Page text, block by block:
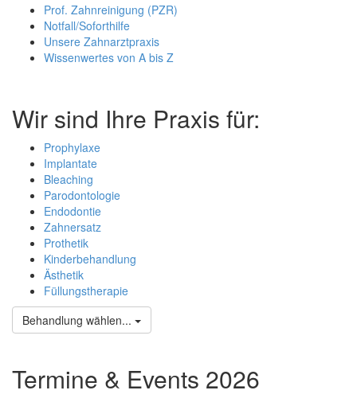
Prof. Zahnreinigung (PZR)
Notfall/Soforthilfe
Unsere Zahnarztpraxis
Wissenwertes von A bis Z
Wir sind Ihre Praxis für:
Prophylaxe
Implantate
Bleaching
Parodontologie
Endodontie
Zahnersatz
Prothetik
Kinderbehandlung
Ästhetik
Füllungstherapie
Behandlung wählen...
Termine & Events 2026